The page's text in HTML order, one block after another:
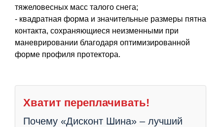
тяжеловесных масс талого снега;
- квадратная форма и значительные размеры пятна
контакта, сохраняющиеся неизменными при
маневрировании благодаря оптимизированной
форме профиля протектора.
Хватит переплачивать!
Почему «Дисконт Шина» – лучший